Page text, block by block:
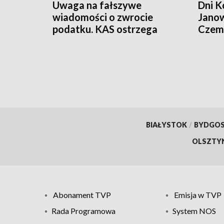
Uwaga na fałszywe
wiadomości o zwrocie
podatku. KAS ostrzega
Dni
BIAŁYSTOK /
Abonament TVP
Emisja w TVP
Rada Programowa
System NOS